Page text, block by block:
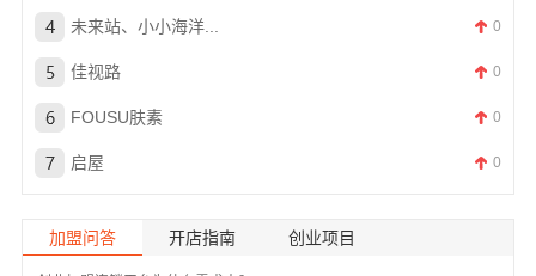
未来站、小小海洋... 0
佳视路 0
FOUSU肤素 0
启屋 0
加盟问答 开店指南 创业项目